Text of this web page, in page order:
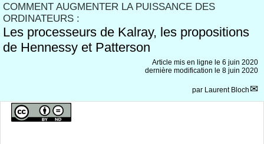
COMMENT AUGMENTER LA PUISSANCE DES
ORDINATEURS :
Les processeurs de Kalray, les propositions
de Hennessy et Patterson
Article mis en ligne le 6 juin 2020
dernière modification le 8 juin 2020
par Laurent Bloch